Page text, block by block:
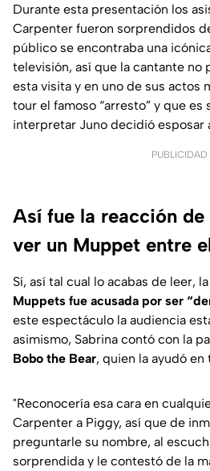
Durante esta presentación los
Carpenter fueron sorprendidos
público se encontraba una
televisión, así que la cantante no
esta visita y en uno de sus actos
tour el famoso “arresto” y que
interpretar Juno decidió esposar
PUBLICIDAD
Así fue la reacción
ver un Muppet entre
Sí, así tal cual lo acabas de leer,
Muppets fue acusada por ser
este espectáculo la audiencia
asimismo, Sabrina contó con la
Bobo the Bear, quien la ayudó
"Reconocería esa cara en
Carpenter a Piggy, así que de
preguntarle su nombre, al
sorprendida y le contestó de la